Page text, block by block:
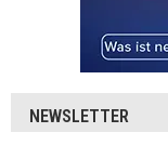
NEWSLETTER